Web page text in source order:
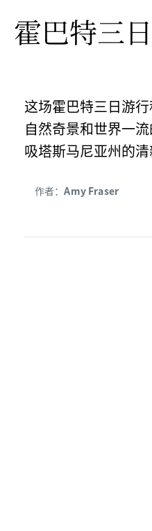
霍巴特三
这场霍巴特三日游行
自然奇景和世界一
吸塔斯马尼亚州的清
作者：Amy Fraser